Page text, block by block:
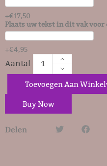
+€17,50
Plaats uw tekst in dit vak voor
+€4,95
Toevoegen Aan
Buy Now
Delen